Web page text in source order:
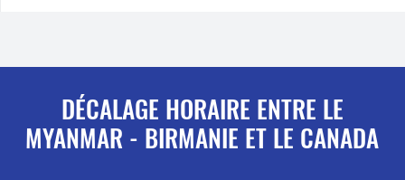
DÉCALAGE HORAIRE ENTRE LE
MYANMAR - BIRMANIE ET LE CANADA